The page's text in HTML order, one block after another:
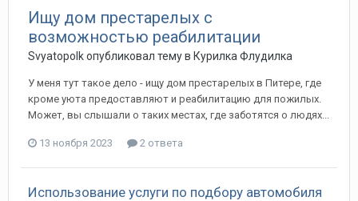
Ищу дом престарелых с
возможностью реабилитации
Svyatopolkопубликовал тему в Курилка Флудилка
У меня тут такое дело - ищу дом престарелых в Питере, где
кроме уюта предоставляют и реабилитацию для пожилых.
Может, вы слышали о таких местах, где заботятся о людях...
13 ноября 2023 2 ответа
Использование услуги по подбору автомобиля